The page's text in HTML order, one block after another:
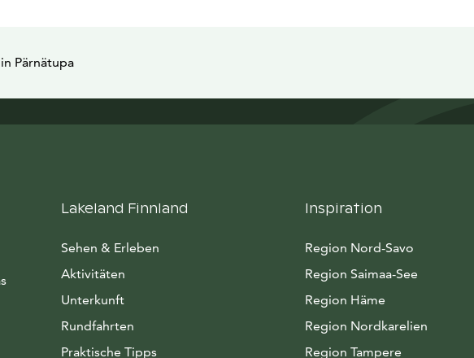
Pärnätupa
Lakeland Finnland
Sehen & Erleben
Aktivitäten
Unterkunft
Rundfahrten
Praktische Tipps
Inspiration
Region Nord-Savo
Region Saimaa-See
Region Häme
Region Nordkarelien
Region Tampere